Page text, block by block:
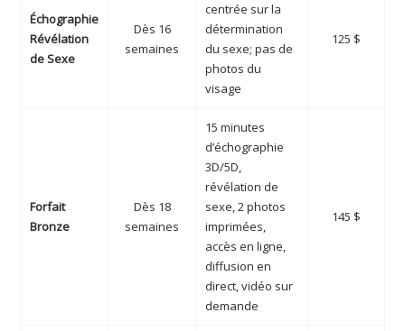
Échographie
Révélation
de Sexe
Dès 16
semaines
centrée sur la
détermination
du sexe; pas de
photos du
visage
125 $
Forfait
Bronze
Dès 18
semaines
15 minutes
d’échographie
3D/5D,
révélation de
sexe, 2 photos
imprimées,
accès en ligne,
diffusion en
direct, vidéo sur
demande
145 $